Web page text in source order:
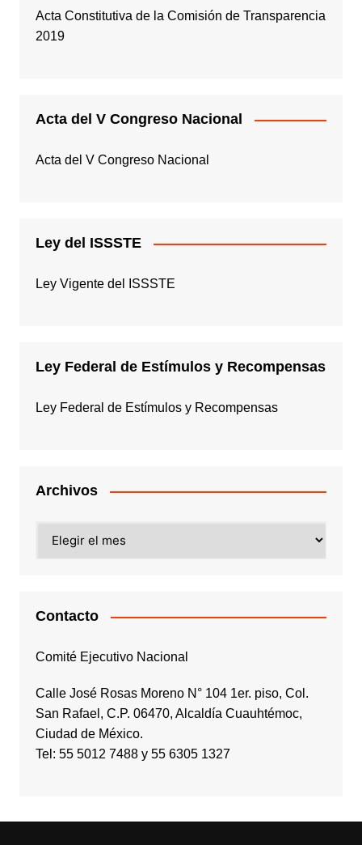
Acta Constitutiva de la Comisión de Transparencia
2019
Acta del V Congreso Nacional
Acta del V Congreso Nacional
Ley del ISSSTE
Ley Vigente del ISSSTE
Ley Federal de Estímulos y Recompensas
Ley Federal de Estímulos y Recompensas
Archivos
Contacto
Comité Ejecutivo Nacional
Calle José Rosas Moreno N° 104 1er. piso, Col.
San Rafael, C.P. 06470, Alcaldía Cuauhtémoc,
Ciudad de México.
Tel: 55 5012 7488 y 55 6305 1327